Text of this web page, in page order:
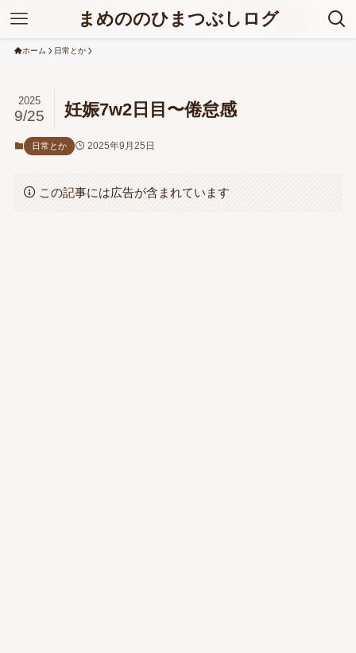
まめののひまつぶしログ
ホーム 日常とか
妊娠7w2日目〜倦怠感
2025
9/25
日常とか 2025年9月25日
この記事には広告が含まれています